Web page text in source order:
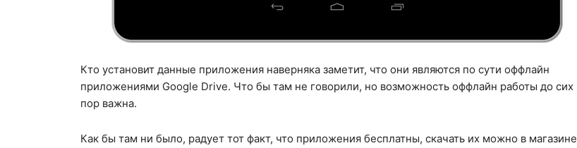
Кто установит данные приложения наверняка заметит, что они являются по сути оффлайн
приложениями Google Drive. Что бы там не говорили, но возможность оффлайн работы до сих
пор важна.
Как бы там ни было, радует тот факт, что приложения бесплатны, скачать их можно в магазине